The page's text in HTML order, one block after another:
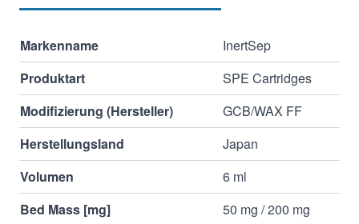
Markenname
InertSep
Produktart
SPE Cartridges
Modifizierung (Hersteller)
GCB/WAX FF
Herstellungsland
Japan
Volumen
6 ml
Bed Mass [mg]
50 mg / 200 mg